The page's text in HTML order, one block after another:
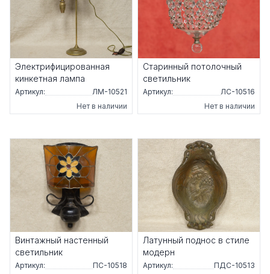
Электрифицированная
кинкетная лампа
Артикул:
ЛМ-10521
Нет в наличии
Старинный потолочный
светильник
Артикул:
ЛС-10516
Нет в наличии
Винтажный настенный
светильник
Артикул:
ПС-10518
Латунный поднос в стиле
модерн
Артикул:
ПДС-10513